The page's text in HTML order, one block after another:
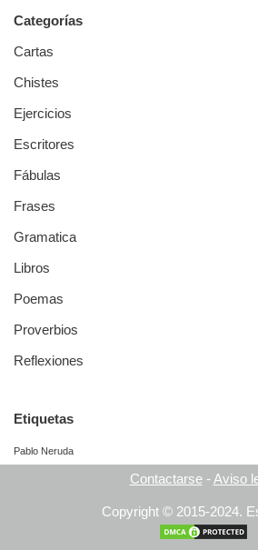
Categorías
Cartas
Chistes
Ejercicios
Escritores
Fábulas
Frases
Gramatica
Libros
Poemas
Proverbios
Reflexiones
Etiquetas
Pablo Neruda
Contactarse- Aviso
Copyright © 2015-2024.